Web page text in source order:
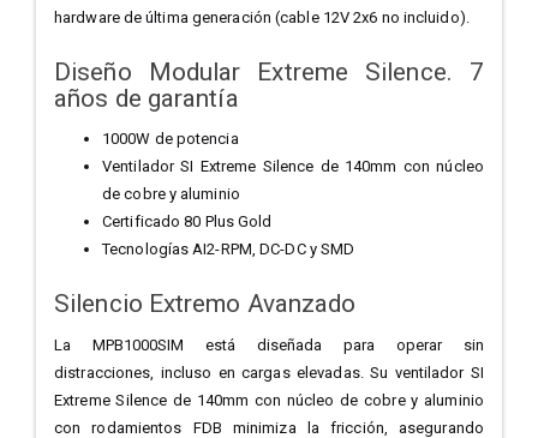
hardware de última generación (cable 12V 2x6 no incluido).
Diseño Modular Extreme Silence. 7
años de garantía
1000W de potencia
Ventilador SI Extreme Silence de 140mm con núcleo
de cobre y aluminio
Certificado 80 Plus Gold
Tecnologías AI2-RPM, DC-DC y SMD
Silencio Extremo Avanzado
La MPB1000SIM está diseñada para operar sin
distracciones, incluso en cargas elevadas. Su ventilador SI
Extreme Silence de 140mm con núcleo de cobre y aluminio
con rodamientos FDB minimiza la fricción, asegurando